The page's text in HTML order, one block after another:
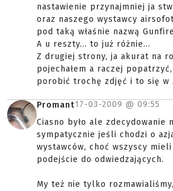
nastawienie przynajmniej ja
oraz naszego wystawcy
pod taką właśnie nazwą
A u reszty... to już różnie...
Z drugiej strony, ja akurat na
pojechałem a raczej
porobić trochę zdjęć i to się w
Promant17-03-2009 @ 09:55
Ciasno było ale zdecydowanie
sympatycznie jeśli chodzi o
wystawców, choć wszyscy
podejście do odwiedzających.
My też nie tylko